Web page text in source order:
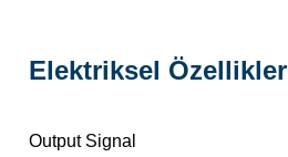
Elektriksel Özellikler
Output Signal